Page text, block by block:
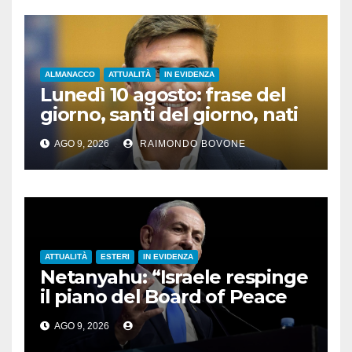
ALMANACCO ATTUALITÀ IN EVIDENZA
Lunedì 10 agosto: frase del
giorno, santi del giorno, nati
famosi, accadde oggi
AGO 9, 2026 RAIMONDO BOVONE
ATTUALITÀ ESTERI IN EVIDENZA
Netanyahu: “Israele respinge
il piano del Board of Peace
per Gaza”
AGO 9, 2026